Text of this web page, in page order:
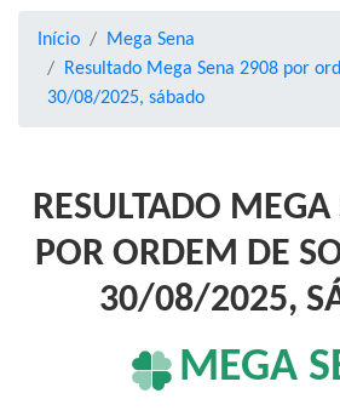
Início
Mega Sena
Resultado Mega Sena 2908 por
30/08/2025, sábado
RESULTADO
POR ORDEM DE
30/08/2025,
MEGA